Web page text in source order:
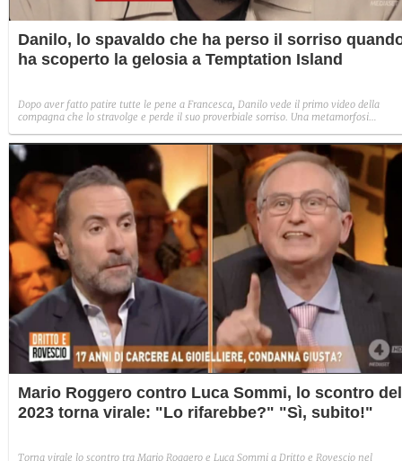
Danilo, lo spavaldo che ha perso il sorriso
ha scoperto la gelosia a Temptation Island
Dopo aver fatto patire tutte le pene a Francesca, Danilo vede il primo video della
compagna che lo stravolge e perde il suo proverbiale sorriso. Una metamorfosi
Mario Roggero contro Luca Sommi, lo scontro del
2023 torna virale: "Lo rifarebbe?" "Sì, subito!"
Torna virale lo scontro tra Mario Roggero e Luca Sommi a Dritto e Rovescio nel